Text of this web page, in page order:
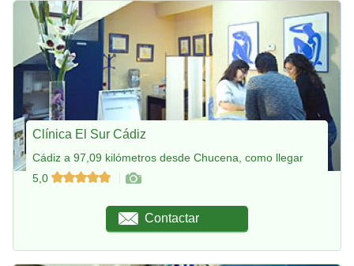
Clínica El Sur Cádiz
Cádiz a 97,09 kilómetros desde Chucena, como llegar
5,0
Contactar